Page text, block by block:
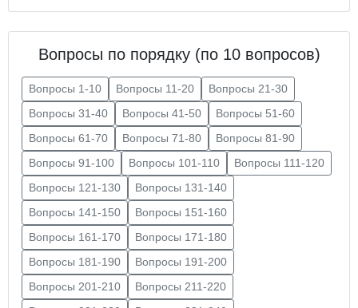
Вопросы по порядку (по 10 вопросов)
Вопросы 1-10 Вопросы 11-20
Вопросы 21-30
Вопросы 31-40
Вопросы 41-50
Вопросы 51-60
Вопросы 61-70
Вопросы 71-80
Вопросы 81-90
Вопросы 91-100
Вопросы 101-110
Вопросы 111-120
Вопросы 121-130
Вопросы 131-140
Вопросы 141-150
Вопросы 151-160
Вопросы 161-170
Вопросы 171-180
Вопросы 181-190
Вопросы 191-200
Вопросы 201-210
Вопросы 211-220